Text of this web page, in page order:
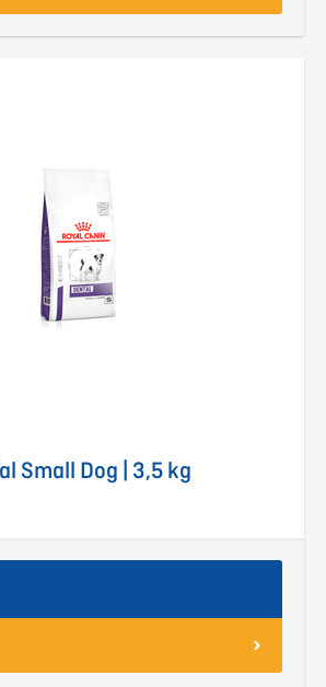
Small Dog | 3,5 kg